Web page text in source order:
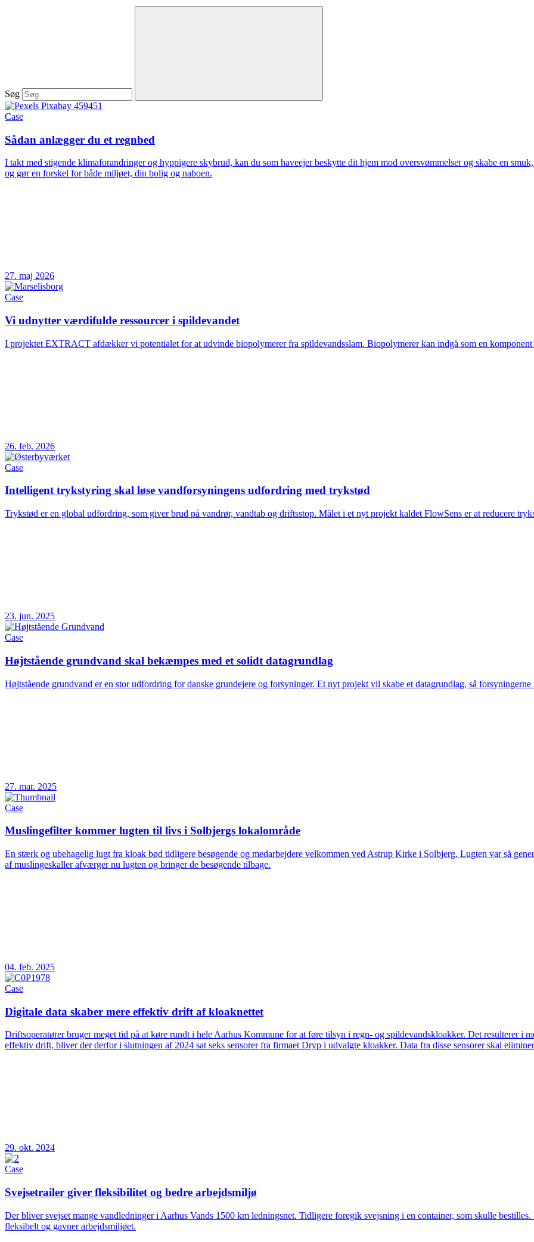
Søg
Case
Sådan anlægger du et regnbed
I takt med stigende klimaforandringer og hyppigere skybrud, kan du som haveejer beskytte dit hjem mod oversvømmelser og skabe en
og gør en forskel for både miljøet, din bolig og naboen.
27. maj 2026
Case
Vi udnytter værdifulde ressourcer i spildevandet
I projektet EXTRACT afdækker vi potentialet for at udvinde biopolymerer fra spildevandsslam. Biopolymerer kan indgå som en komponent
26. feb. 2026
Case
Intelligent trykstyring skal løse vandforsyningens udfordring med trykstød
Trykstød er en global udfordring, som giver brud på vandrør, vandtab og driftsstop. Målet i et nyt projekt kaldet FlowSens er at reducere
23. jun. 2025
Case
Højtstående grundvand skal bekæmpes med et solidt datagrundlag
Højtstående grundvand er en stor udfordring for danske grundejere og forsyninger. Et nyt projekt vil skabe et datagrundlag, så
27. mar. 2025
Case
Muslingefilter kommer lugten til livs i Solbjergs lokalområde
En stærk og ubehagelig lugt fra kloak bød tidligere besøgende og medarbejdere velkommen ved Astrup Kirke i Solbjerg. Lugten var så
af muslingeskaller afværger nu lugten og bringer de besøgende tilbage.
04. feb. 2025
Case
Digitale data skaber mere effektiv drift af kloaknettet
Driftsoperatører bruger meget tid på at køre rundt i hele Aarhus Kommune for at føre tilsyn i regn- og spildevandskloakker. Det resulterer i
effektiv drift, bliver der derfor i slutningen af 2024 sat seks sensorer fra firmaet Dryp i udvalgte kloakker. Data fra disse sensorer skal
29. okt. 2024
Case
Svejsetrailer giver fleksibilitet og bedre arbejdsmiljø
Der bliver svejset mange vandledninger i Aarhus Vands 1500 km ledningsnet. Tidligere foregik svejsning i en container, som skulle
fleksibelt og gavner arbejdsmiljøet.